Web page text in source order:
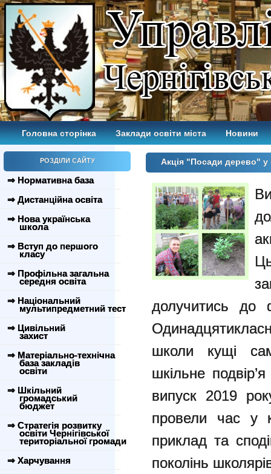
Головна сторінка Заклади освіти міста Новини
РОЗДІЛИ САЙТУ
⇒ Нормативна база
⇒ Дистанційна освіта
⇒ Нова українська
школа
⇒ Вступ до першого
класу
⇒ Профільна загальна
середня освіта
⇒ Національний
мультипредметний тест
⇒ Цивільний
захист
⇒ Матеріально-технічна
база закладів
освіти
⇒ Шкільний
громадський
бюджет
⇒ Стратегія розвитку
освіти Чернігівської
територіальної громади
⇒ Харчування
Акція "Посади
долучитись до
школи кущі
шкільне
випуск 2019
провели час у
приклад та
поколінь